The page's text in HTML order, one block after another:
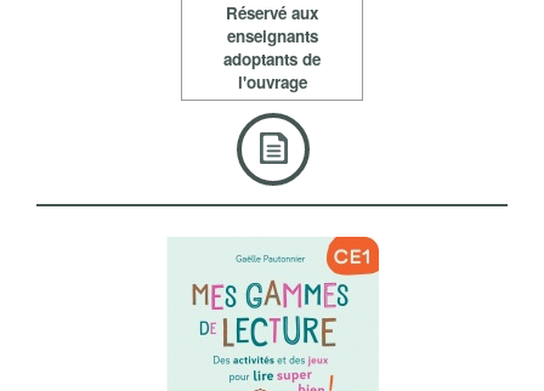
Réservé aux
enseignants
adoptants de
l'ouvrage